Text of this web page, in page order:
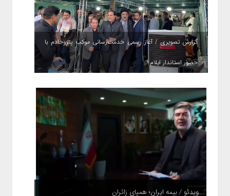
گزارش تصویری / آغاز رسمی خدمت‌رسانی موکب پتروخادم با
حضور استاندار ایلام
ویدئو / بیمه ایران؛ همپای زائران